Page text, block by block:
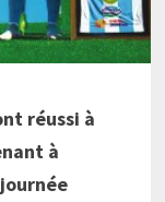
réussi à
à